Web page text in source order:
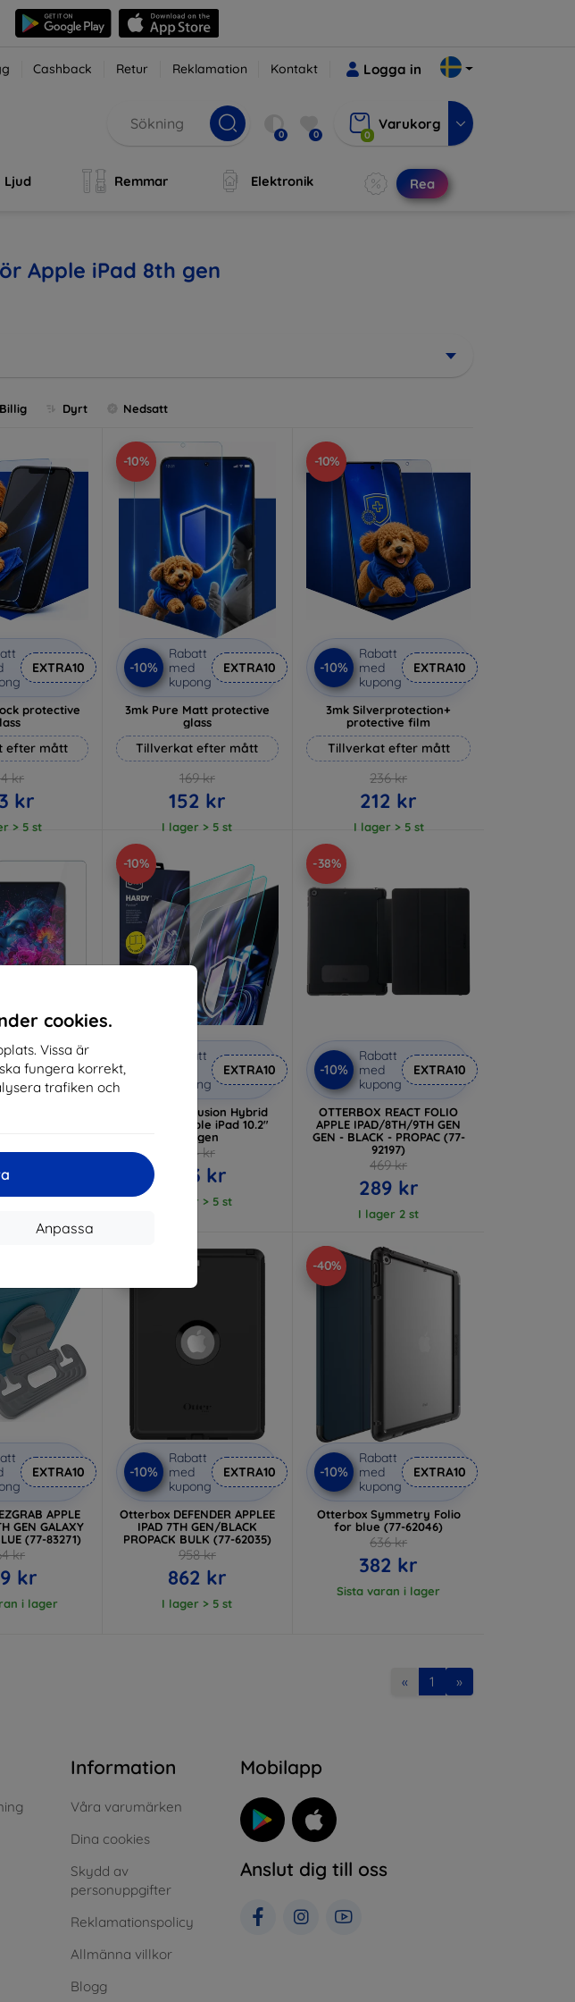
cookies.
Vissa är
fungera korrekt,
trafiken och
Anpassa
Cashback Retur Reklamation Kontakt Logga in
0 0 0
Varukorg
Ljud Remmar Elektronik Rea
Apple iPad 8th gen
Billig Dyrt Nedsatt
EXTRA10
protective
efter mått
kr
kr
> 5 st
-10%
-10%
Rabatt
med
kupong
EXTRA10
3mk Pure Matt protective
glass
Tillverkat efter mått
169 kr
152 kr
I lager > 5 st
-10%
-10%
Rabatt
med
kupong
EXTRA10
3mk Silverprotection+
protective film
Tillverkat efter mått
236 kr
212 kr
I lager > 5 st
EXTRA10
Effect
kr
-10%
Rabatt
kupong
EXTRA10
3mk Hardy Fusion Hybrid
glass for Apple iPad 10.2"
8/9 gen
314 kr
283 kr
I lager > 5 st
-38%
-10%
Rabatt
med
kupong
EXTRA10
OTTERBOX REACT FOLIO
APPLE IPAD/8TH/9TH GEN
GEN - BLACK - PROPAC (77-
92197)
469 kr
289 kr
I lager 2 st
EXTRA10
APPLE
GEN GALAXY
(77-83271)
kr
kr
i lager
-10%
Rabatt
med
kupong
EXTRA10
Otterbox DEFENDER APPLEE
IPAD 7TH GEN/BLACK
PROPACK BULK (77-62035)
958 kr
862 kr
I lager > 5 st
-40%
-10%
Rabatt
med
kupong
EXTRA10
Otterbox Symmetry Folio
for blue (77-62046)
636 kr
382 kr
Sista varan i lager
« 1 »
Information
Våra varumärken
Dina cookies
Skydd av
personuppgifter
Reklamationspolicy
Allmänna villkor
Blogg
Mobilapp
Anslut dig till oss